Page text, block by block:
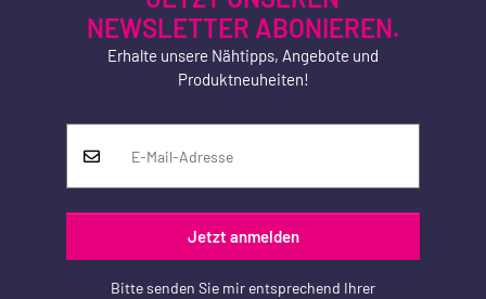
NEWSLETTER ABONIEREN.
Erhalte unsere Nähtipps, Angebote und
Produktneuheiten!
Jetzt anmelden
Bitte senden Sie mir entsprechend Ihrer